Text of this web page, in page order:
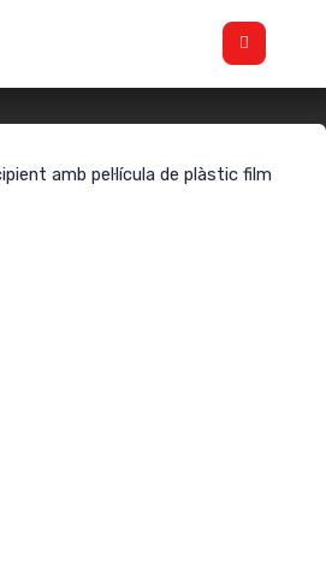
amb pel·lícula de plàstic film